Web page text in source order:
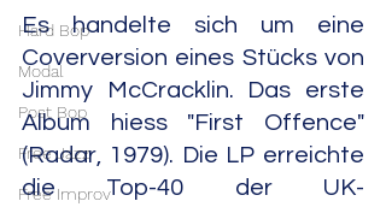
Hard Bop
Modal
Post Bop
Free Jazz
Free Improv
Es handelte sich um eine
Coverversion eines Stücks von
Jimmy McCracklin. Das erste
Album hiess "First Offence"
(Radar, 1979). Die LP erreichte
die Top-40 der UK-